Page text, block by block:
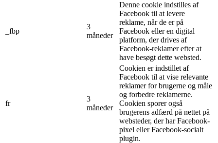
_fbp
3
måneder
Denne cookie indstilles af
Facebook til at levere
reklame, når de er på
Facebook eller en digital
platform, der drives af
Facebook-reklamer efter at
have besøgt dette websted.
fr
3
måneder
Cookien er indstillet af
Facebook til at vise relevante
reklamer for brugerne og måle
og forbedre reklamerne.
Cookien sporer også
brugerens adfærd på nettet på
websteder, der har Facebook-
pixel eller Facebook-socialt
plugin.